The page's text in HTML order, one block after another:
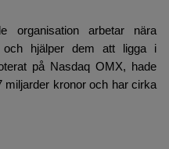
organisation arbetar nära
och hjälper dem att ligga i
på Nasdaq OMX, hade
miljarder kronor och har cirka